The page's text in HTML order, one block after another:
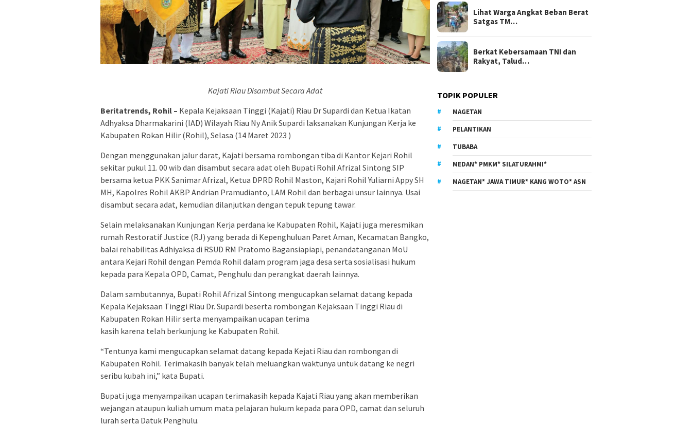
Kajati Riau Disambut Secara Adat
Beritatrends, Rohil – Kepala Kejaksaan Tinggi (Kajati) Riau Dr Supardi dan Ketua Ikatan
Adhyaksa Dharmakarini (IAD) Wilayah Riau Ny Anik Supardi laksanakan Kunjungan Kerja ke
Kabupaten Rokan Hilir (Rohil), Selasa (14 Maret 2023 )
Dengan menggunakan jalur darat, Kajati bersama rombongan tiba di Kantor Kejari Rohil
sekitar pukul 11. 00 wib dan disambut secara adat oleh Bupati Rohil Afrizal Sintong SIP
bersama ketua PKK Sanimar Afrizal, Ketua DPRD Rohil Maston, Kajari Rohil Yuliarni Appy SH
MH, Kapolres Rohil AKBP Andrian Pramudianto, LAM Rohil dan berbagai unsur lainnya. Usai
disambut secara adat, kemudian dilanjutkan dengan tepuk tepung tawar.
Selain melaksanakan Kunjungan Kerja perdana ke Kabupaten Rohil, Kajati juga meresmikan
rumah Restoratif Justice (RJ) yang berada di Kepenghuluan Paret Aman, Kecamatan Bangko,
balai rehabilitas Adhiyaksa di RSUD RM Pratomo Bagansiapiapi, penandatanganan MoU
antara Kejari Rohil dengan Pemda Rohil dalam program jaga desa serta sosialisasi hukum
kepada para Kepala OPD, Camat, Penghulu dan perangkat daerah lainnya.
Dalam sambutannya, Bupati Rohil Afrizal Sintong mengucapkan selamat datang kepada
Kepala Kejaksaan Tinggi Riau Dr. Supardi beserta rombongan Kejaksaan Tinggi Riau di
Kabupaten Rokan Hilir serta menyampaikan ucapan terima
kasih karena telah berkunjung ke Kabupaten Rohil.
“Tentunya kami mengucapkan selamat datang kepada Kejati Riau dan rombongan di
Kabupaten Rohil. Terimakasih banyak telah meluangkan waktunya untuk datang ke negri
seribu kubah ini,” kata Bupati.
Bupati juga menyampaikan ucapan terimakasih kepada Kajati Riau yang akan memberikan
wejangan ataupun kuliah umum mata pelajaran hukum kepada para OPD, camat dan seluruh
lurah serta Datuk Penghulu.
Lihat Warga Angkat Beban Berat
Satgas TM…
Berkat Kebersamaan TNI dan
Rakyat, Talud…
TOPIK POPULER
MAGETAN
PELANTIKAN
TUBABA
MEDAN* PMKM* SILATURAHMI*
MAGETAN* JAWA TIMUR* KANG WOTO* ASN